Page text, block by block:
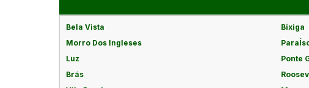
Bela Vista Bixiga
Morro Dos Ingleses
Luz
Ponte
Brás